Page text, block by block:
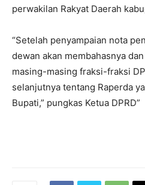
perwakilan Rakyat Daerah
“Setelah penyampaian nota
dewan akan membahasnya
masing-masing fraksi-fraksi
selanjutnya tentang Raperda
Bupati,” pungkas Ketua DPRD”